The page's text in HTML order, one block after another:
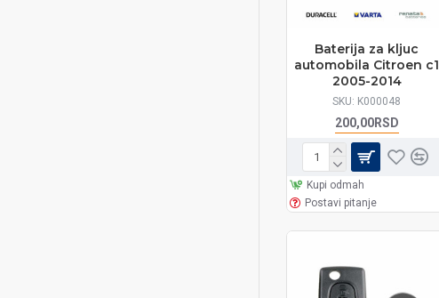
SKU: K000048
Baterija za kljuc
automobila Citroen c1
2005-2014
200,00RSD
Kupi odmah
Postavi pitanje